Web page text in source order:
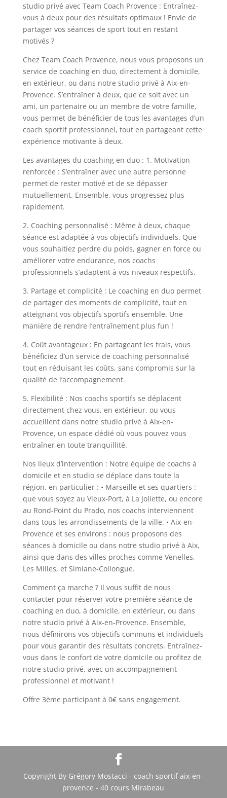
studio privé avec Team Coach Provence : Entraînez-
vous à deux pour des résultats optimaux ! Envie de
partager vos séances de sport tout en restant
motivés ?
Chez Team Coach Provence, nous vous proposons un
service de coaching en duo, directement à domicile,
en extérieur, ou dans notre studio privé à Aix-en-
Provence. S’entraîner à deux, que ce soit avec un
ami, un partenaire ou un membre de votre famille,
vous permet de bénéficier de tous les avantages d’un
coach sportif professionnel, tout en partageant cette
expérience motivante à deux.
Les avantages du coaching en duo : 1. Motivation
renforcée : S’entraîner avec une autre personne
permet de rester motivé et de se dépasser
mutuellement. Ensemble, vous progressez plus
rapidement.
2. Coaching personnalisé : Même à deux, chaque
séance est adaptée à vos objectifs individuels. Que
vous souhaitiez perdre du poids, gagner en force ou
améliorer votre endurance, nos coachs
professionnels s’adaptent à vos niveaux respectifs.
3. Partage et complicité : Le coaching en duo permet
de partager des moments de complicité, tout en
atteignant vos objectifs sportifs ensemble. Une
manière de rendre l’entraînement plus fun !
4. Coût avantageux : En partageant les frais, vous
bénéficiez d’un service de coaching personnalisé
tout en réduisant les coûts, sans compromis sur la
qualité de l’accompagnement.
5. Flexibilité : Nos coachs sportifs se déplacent
directement chez vous, en extérieur, ou vous
accueillent dans notre studio privé à Aix-en-
Provence, un espace dédié où vous pouvez vous
entraîner en toute tranquillité.
Nos lieux d’intervention : Notre équipe de coachs à
domicile et en studio se déplace dans toute la
région, en particulier : • Marseille et ses quartiers :
que vous soyez au Vieux-Port, à La Joliette, ou encore
au Rond-Point du Prado, nos coachs interviennent
dans tous les arrondissements de la ville. • Aix-en-
Provence et ses environs : nous proposons des
séances à domicile ou dans notre studio privé à Aix,
ainsi que dans des villes proches comme Venelles,
Les Milles, et Simiane-Collongue.
Comment ça marche ? Il vous suffit de nous
contacter pour réserver votre première séance de
coaching en duo, à domicile, en extérieur, ou dans
notre studio privé à Aix-en-Provence. Ensemble,
nous définirons vos objectifs communs et individuels
pour vous garantir des résultats concrets. Entraînez-
vous dans le confort de votre domicile ou profitez de
notre studio privé, avec un accompagnement
professionnel et motivant !
Offre 3ème participant à 0€ sans engagement.
Copyright By Grégory Mostacci - coach sportif aix-en-
provence - 40 cours Mirabeau